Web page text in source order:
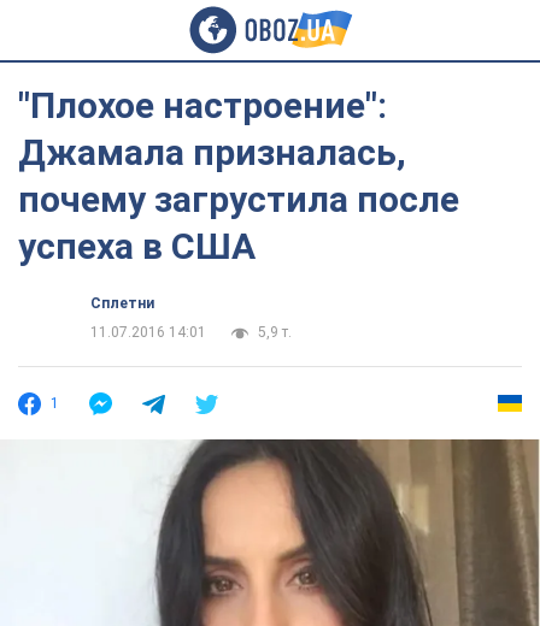
"Плохое настроение":
Джамала призналась,
почему загрустила после
успеха в США
Сплетни
11.07.2016 14:01
5,9 т.
1